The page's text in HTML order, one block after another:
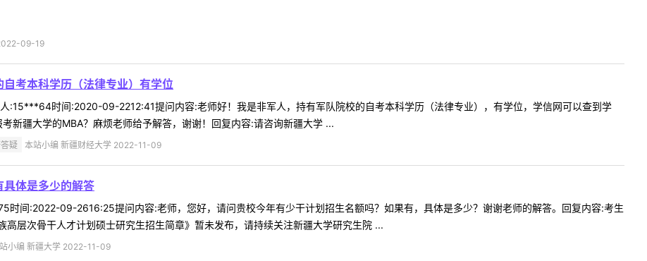
09-19
考本科学历（法律专业）有学位
:15***64时间:2020-09-2212:41提问内容:老师好！我是非军人，持有军队院校的自考本科学历（法律专业），有学位，学信网可以查到学
新疆大学的MBA？麻烦老师给予解答，谢谢！回复内容:请咨询新疆大学 ...
疑 本站小编 新疆财经大学 2022-11-09
具体是多少的解答
时间:2022-09-2616:25提问内容:老师，您好，请问贵校今年有少干计划招生名额吗？如果有，具体是多少？谢谢老师的解答。回复内容:考生
层次骨干人才计划硕士研究生招生简章》暂未发布，请持续关注新疆大学研究生院 ...
小编 新疆大学 2022-11-09